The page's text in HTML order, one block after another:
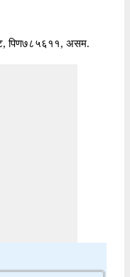
पिण७८५६११, असम.